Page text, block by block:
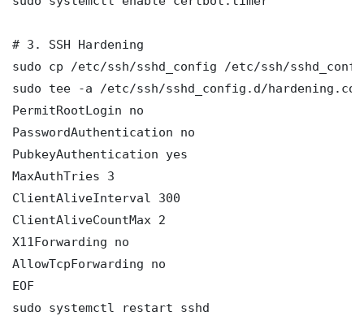
# 3. SSH Hardening
sudo cp /etc/ssh/sshd_config /etc/ssh/
sudo tee -a /etc/ssh/sshd_config.d/
PermitRootLogin no
PasswordAuthentication no
PubkeyAuthentication yes
MaxAuthTries 3
ClientAliveInterval 300
ClientAliveCountMax 2
X11Forwarding no
AllowTcpForwarding no
EOF
sudo systemctl restart sshd